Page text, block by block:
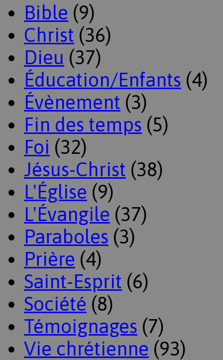
Bible (9)
Christ (36)
Dieu (37)
Éducation/Enfants (4)
Évènement (3)
Fin des temps (5)
Foi (32)
Jésus-Christ (38)
L'Église (9)
L'Évangile (37)
Paraboles (3)
Prière (4)
Saint-Esprit (6)
Société (8)
Témoignages (7)
Vie chrétienne (93)